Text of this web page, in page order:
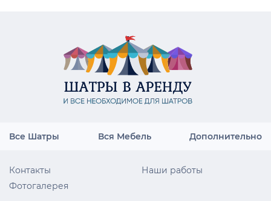
Все Шатры Вся Мебель Дополнительно
Контакты
Наши работы
Фотогалерея